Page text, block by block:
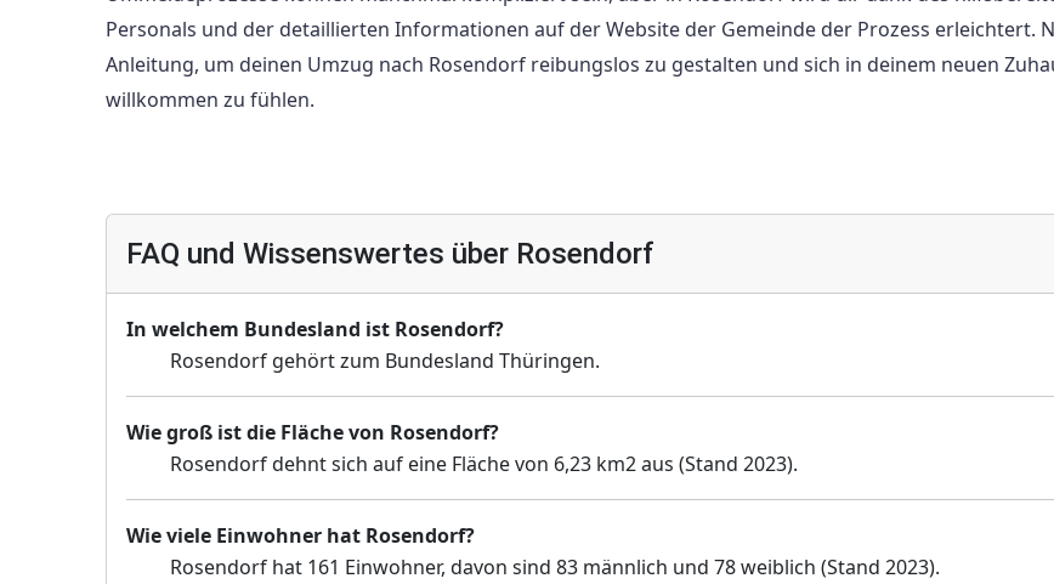
Personals und der detaillierten Informationen auf der Website der Gemeinde der Prozess erleichtert.
Anleitung, um deinen Umzug nach Rosendorf reibungslos zu gestalten und sich in deinem neuen
willkommen zu fühlen.
FAQ und Wissenswertes über Rosendorf
In welchem Bundesland ist Rosendorf?
Rosendorf gehört zum Bundesland Thüringen.
Wie groß ist die Fläche von Rosendorf?
Rosendorf dehnt sich auf eine Fläche von 6,23 km2 aus (Stand 2023).
Wie viele Einwohner hat Rosendorf?
Rosendorf hat 161 Einwohner, davon sind 83 männlich und 78 weiblich (Stand 2023).